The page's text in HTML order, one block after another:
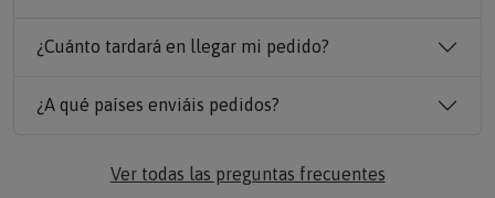
¿Cuánto tardará en llegar mi pedido?
¿A qué países enviáis pedidos?
Ver todas las preguntas frecuentes